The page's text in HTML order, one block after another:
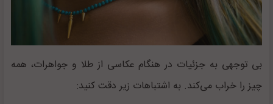
بی توجهی به جزئیات در هنگام عکاسی از طلا و جواهرات، همه
چیز را خراب می‌کند. به اشتباهات زیر دقت کنید: